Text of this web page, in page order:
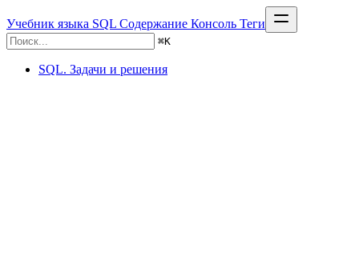
Учебник языка SQL Содержание Консоль Теги
⌘K
SQL. Задачи и решения